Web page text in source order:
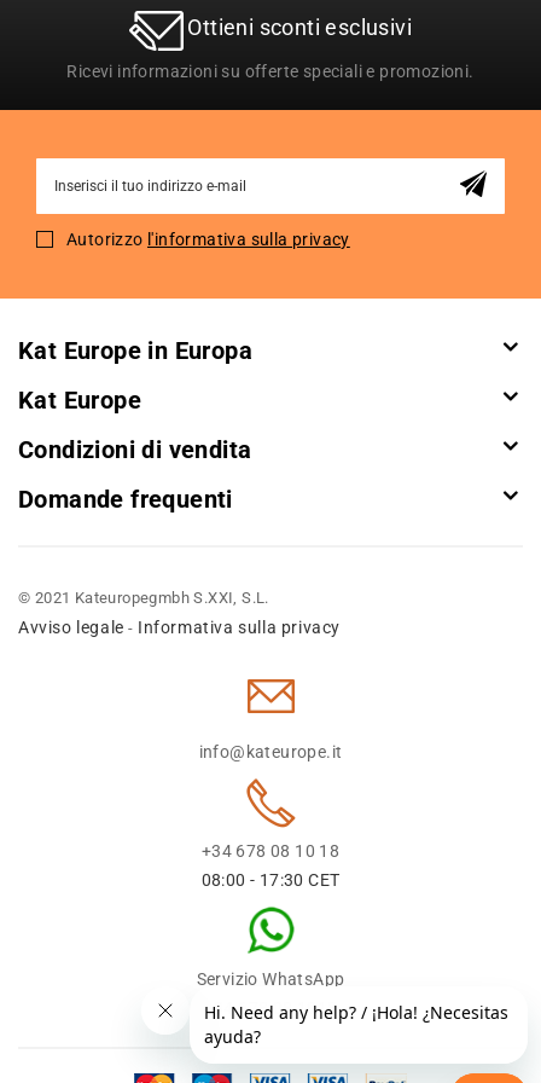
Ottieni sconti esclusivi
Ricevi informazioni su offerte speciali e promozioni.
for
Autorizzo l'informativa sulla privacy
Kat Europe in Europa
Kat Europe
Condizioni di vendita
Domande frequenti
© 2021 Kateuropegmbh S.XXI, S.L.
Avviso legale - Informativa sulla privacy
info@kateurope.it
+34 678 08 10 18
08:00 - 17:30 CET
Servizio WhatsApp
+34 678 08 1018